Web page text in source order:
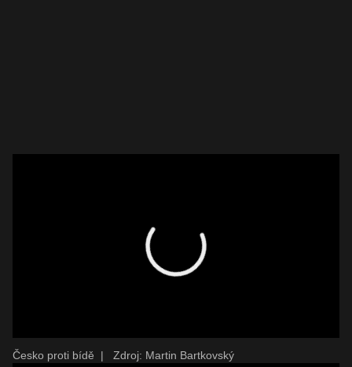
Česko proti bídě | Zdroj: Martin Bartkovský